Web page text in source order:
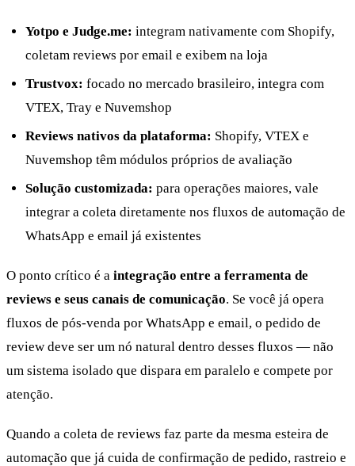
Yotpo e Judge.me: integram nativamente com Shopify,
coletam reviews por email e exibem na loja
Trustvox: focado no mercado brasileiro, integra com
VTEX, Tray e Nuvemshop
Reviews nativos da plataforma: Shopify, VTEX e
Nuvemshop têm módulos próprios de avaliação
Solução customizada: para operações maiores, vale
integrar a coleta diretamente nos fluxos de automação de
WhatsApp e email já existentes
O ponto crítico é a integração entre a ferramenta de
reviews e seus canais de comunicação. Se você já opera
fluxos de pós-venda por WhatsApp e email, o pedido de
review deve ser um nó natural dentro desses fluxos — não
um sistema isolado que dispara em paralelo e compete por
atenção.
Quando a coleta de reviews faz parte da mesma esteira de
automação que já cuida de confirmação de pedido, rastreio e